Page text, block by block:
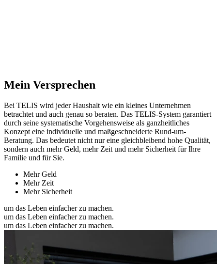
Mein Versprechen
Bei TELIS wird jeder Haushalt wie ein kleines Unternehmen
betrachtet und auch genau so beraten. Das TELIS-System garantiert
durch seine systematische Vorgehensweise als ganzheitliches
Konzept eine individuelle und maßgeschneiderte Rund-um-
Beratung. Das bedeutet nicht nur eine gleichbleibend hohe Qualität,
sondern auch mehr Geld, mehr Zeit und mehr Sicherheit für Ihre
Familie und für Sie.
Mehr Geld
Mehr Zeit
Mehr Sicherheit
um das Leben einfacher zu machen.
um das Leben einfacher zu machen.
um das Leben einfacher zu machen.